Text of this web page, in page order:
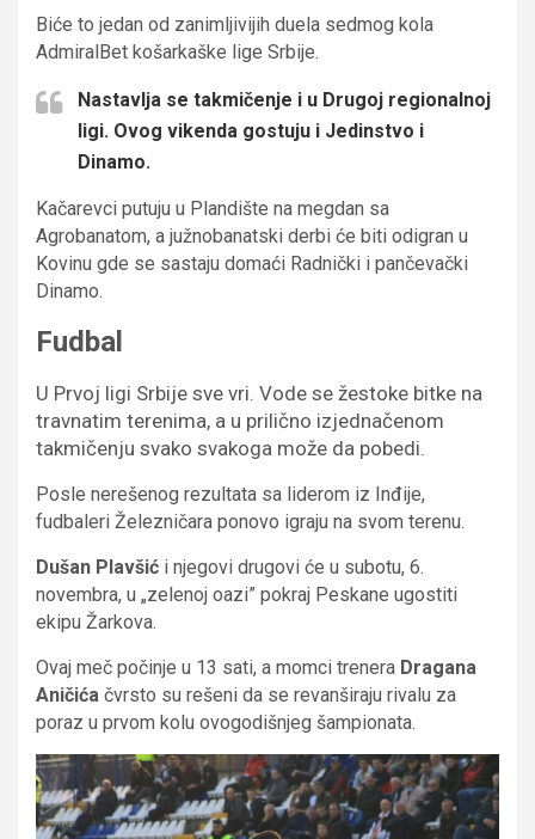
Biće to jedan od zanimljivijih duela sedmog kola
AdmiralBet košarkaške lige Srbije.
Nastavlja se takmičenje i u Drugoj regionalnoj
ligi. Ovog vikenda gostuju i Jedinstvo i
Dinamo.
Kačarevci putuju u Plandište na megdan sa
Agrobanatom, a južnobanatski derbi će biti odigran u
Kovinu gde se sastaju domaći Radnički i pančevački
Dinamo.
Fudbal
U Prvoj ligi Srbije sve vri. Vode se žestoke bitke na
travnatim terenima, a u prilično izjednačenom
takmičenju svako svakoga može da pobedi.
Posle nerešenog rezultata sa liderom iz Inđije,
fudbaleri Železničara ponovo igraju na svom terenu.
Dušan Plavšić i njegovi drugovi će u subotu, 6.
novembra, u „zelenoj oazi” pokraj Peskane ugostiti
ekipu Žarkova.
Ovaj meč počinje u 13 sati, a momci trenera Dragana
Aničića čvrsto su rešeni da se revanširaju rivalu za
poraz u prvom kolu ovogodišnjeg šampionata.